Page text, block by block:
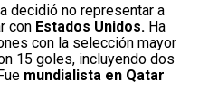
decidió no representar a
con Estados Unidos. Ha
con la selección mayor
15 goles, incluyendo dos
mundialista en Qatar